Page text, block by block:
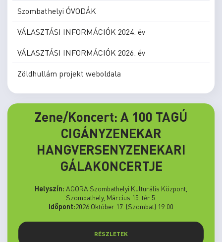
Szombathelyi ÓVODÁK
VÁLASZTÁSI INFORMÁCIÓK 2024. év
VÁLASZTÁSI INFORMÁCIÓK 2026. év
Zöldhullám projekt weboldala
Zene/Koncert: A 100 TAGÚ
CIGÁNYZENEKAR
HANGVERSENYZENEKARI
GÁLAKONCERTJE
Helyszín: AGORA Szombathelyi Kulturális Központ,
Szombathely, Március 15. tér 5.
Időpont:2026 Október 17. (Szombat) 19:00
RÉSZLETEK